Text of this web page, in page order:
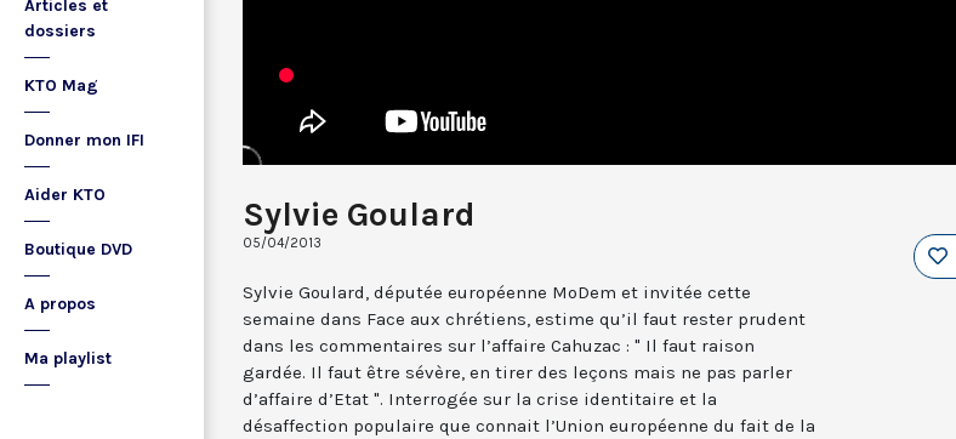
Articles et
dossiers
KTO Mag
Donner mon IFI
Aider KTO
Boutique DVD
A propos
Ma playlist
Sylvie Goulard
05/04/2013
Sylvie Goulard, députée européenne MoDem et invitée cette
semaine dans Face aux chrétiens, estime qu’il faut rester prudent
dans les commentaires sur l’affaire Cahuzac : " Il faut raison
gardée. Il faut être sévère, en tirer des leçons mais ne pas parler
d’affaire d’Etat ". Interrogée sur la crise identitaire et la
désaffection populaire que connait l’Union européenne du fait de la